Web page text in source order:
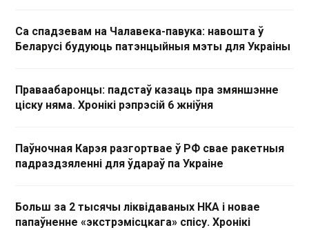
Са спадзевам на Чалавека-павука: навошта ў
Беларусі будуюць патэнцыйныя мэты для Украіны
Праваабаронцы: падстаў казаць пра змяншэнне
ціску няма. Хронікі рэпрэсій 6 жніўня
Паўночная Карэя разгортвае ў РФ свае ракетныя
падраздзяленні для ўдараў па Украіне
Больш за 2 тысячы ліквідаваных НКА і новае
папаўненне «экстрэмісцкага» спісу. Хронікі